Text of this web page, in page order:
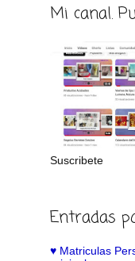
Mi canal.
Suscribete
Entradas
♥️ Matriculas